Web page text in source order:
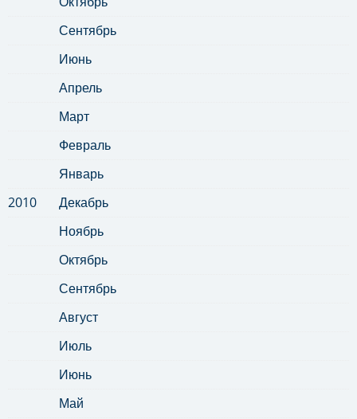
Сентябрь
Июнь
Апрель
Март
Февраль
Январь
2010
Декабрь
Ноябрь
Октябрь
Сентябрь
Август
Июль
Июнь
Май